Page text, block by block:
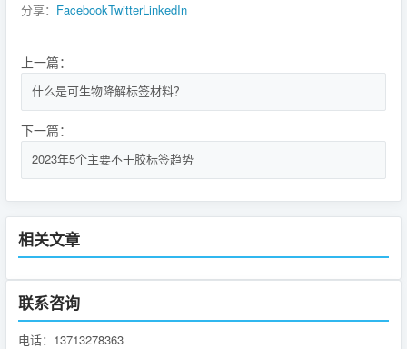
分享： FacebookTwitterLinkedIn
上一篇：
什么是可生物降解标签材料？
下一篇：
2023年5个主要不干胶标签趋势
相关文章
联系咨询
电话：13713278363